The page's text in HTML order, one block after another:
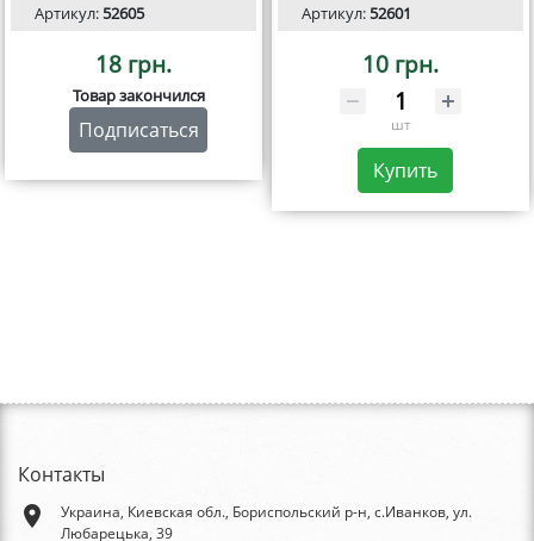
Артикул:52605
18 грн.
Товар закончился
Подписаться
Артикул:52601
10 грн.
шт
Купить
Контакты
place
Украина, Киевская обл., Бориспольский р-н, с.Иванков, ул.
Любарецька, 39